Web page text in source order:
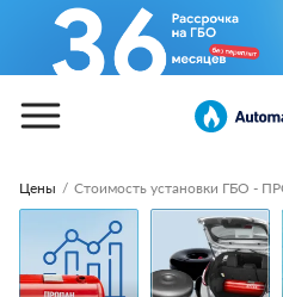
Цены / Стоимость установки ГБО -